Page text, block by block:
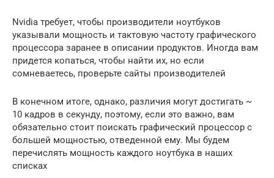
Nvidia требует, чтобы производители ноутбуков
указывали мощность и тактовую частоту графического
процессора заранее в описании продуктов. Иногда вам
придется копаться, чтобы найти их, но если
сомневаетесь, проверьте сайты производителей
В конечном итоге, однако, различия могут достигать ~
10 кадров в секунду, поэтому, если это важно, вам
обязательно стоит поискать графический процессор с
большей мощностью, отведенной ему. Мы будем
перечислять мощность каждого ноутбука в наших
списках